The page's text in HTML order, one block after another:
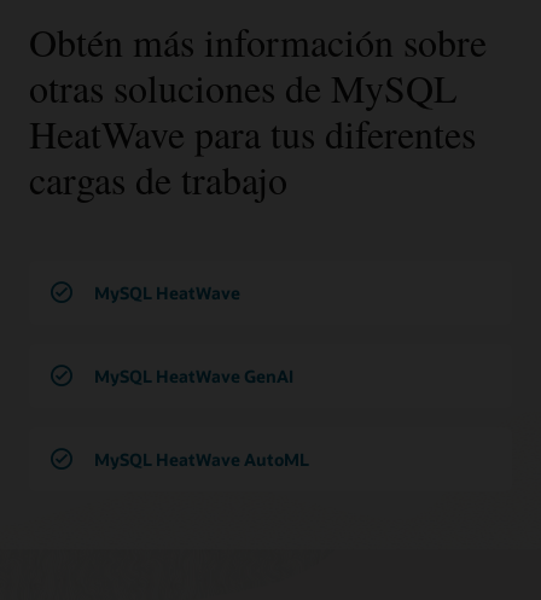
Obtén más información sobre
otras soluciones de MySQL
HeatWave para tus diferentes
cargas de trabajo
MySQL HeatWave
MySQL HeatWave GenAI
MySQL HeatWave AutoML